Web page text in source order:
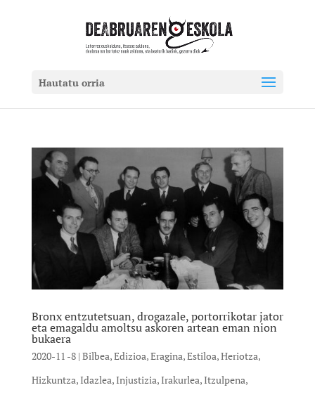
Hautatu orria
Bronx entzutetsuan, drogazale, portorrikotar jator
eta emagaldu amoltsu askoren artean eman nion
bukaera
2020-11 -8| Bilbea,Edizioa,Eragina,Estiloa,Heriotza,
Hizkuntza,Idazlea,Injustizia,Irakurlea,Itzulpena,